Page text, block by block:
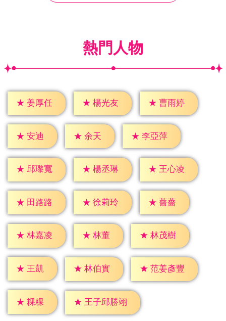
熱門人物
★ 姜厚任 ★ 楊光友 ★ 曹雨婷
★ 安迪 ★ 余天 ★ 李亞萍
★ 邱瓈寬 ★ 楊丞琳 ★ 王心凌
★ 田路路 ★ 徐莉玲 ★ 薔薔
★ 林嘉凌 ★ 林董 ★ 林茂樹
★ 王凱 ★ 林伯實 ★ 范姜彥豐
★ 粿粿 ★ 王子邱勝翊